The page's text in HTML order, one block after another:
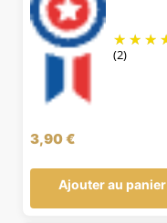
(2)
3,90€
Ajouter au panier